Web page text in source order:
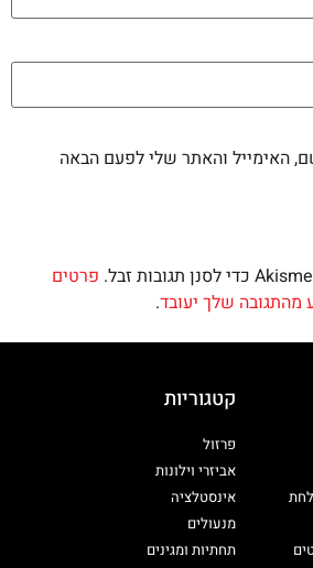
האימייל והאתר שלי לפעם הבאה
פרטים
מהתגובה שלך יעובד.
קטגוריות
פרזול
אביזרי וילונות
אינסטלציה
מנעולים
תחתיות ומגינים